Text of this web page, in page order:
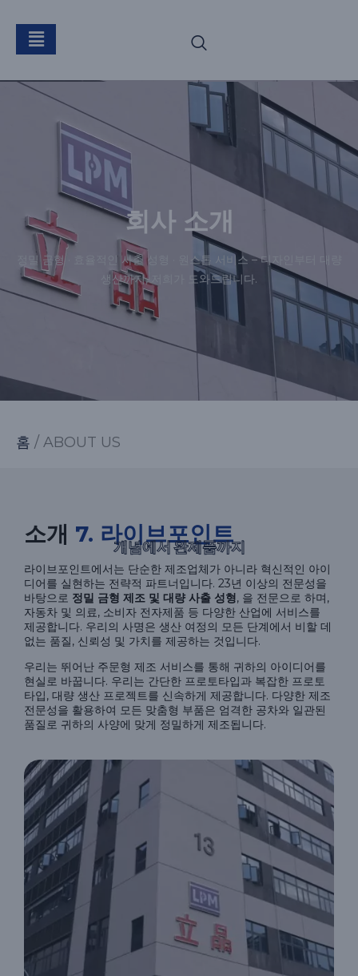
회사 소개
정밀 금형 · 효율적인 사출 성형 · 원스톱 서비스 – 디자인부터 대량
생산까지, 저희가 도와드립니다.
홈 / ABOUT US
소개 7. 라이브포인트
개념에서 완제품까지
라이브포인트에서는 단순한 제조업체가 아니라 혁신적인 아이
디어를 실현하는 전략적 파트너입니다. 23년 이상의 전문성을
바탕으로 정밀 금형 제조 및 대량 사출 성형, 을 전문으로 하며,
자동차 및 의료, 소비자 전자제품 등 다양한 산업에 서비스를
제공합니다. 우리의 사명은 생산 여정의 모든 단계에서 비할 데
없는 품질, 신뢰성 및 가치를 제공하는 것입니다.
우리는 뛰어난 주문형 제조 서비스를 통해 귀하의 아이디어를
현실로 바꿉니다. 우리는 간단한 프로토타입과 복잡한 프로토
타입, 대량 생산 프로젝트를 신속하게 제공합니다. 다양한 제조
전문성을 활용하여 모든 맞춤형 부품은 엄격한 공차와 일관된
품질로 귀하의 사양에 맞게 정밀하게 제조됩니다.